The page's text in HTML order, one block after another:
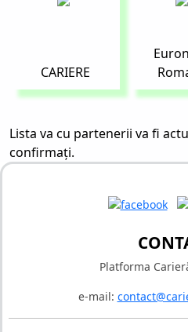
CARIERE
Lista va cu partenerii va fi
confirmați.
Platforma
e-mail: